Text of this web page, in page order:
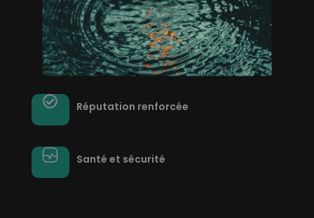
Réputation renforcée
Santé et sécurité